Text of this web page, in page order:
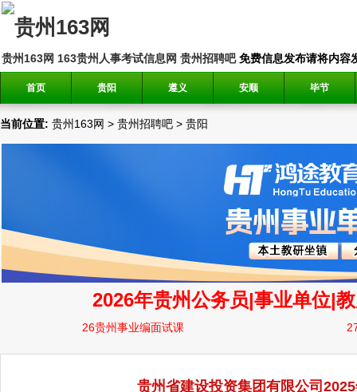
贵州163网 163贵州人事考试信息网 贵州招聘吧免费信息发布请将内容
首页 贵阳 遵义 安顺 毕节
当前位置: 贵州163网 > 贵州招聘吧 > 贵阳
贵州省建设投资集团有限公司